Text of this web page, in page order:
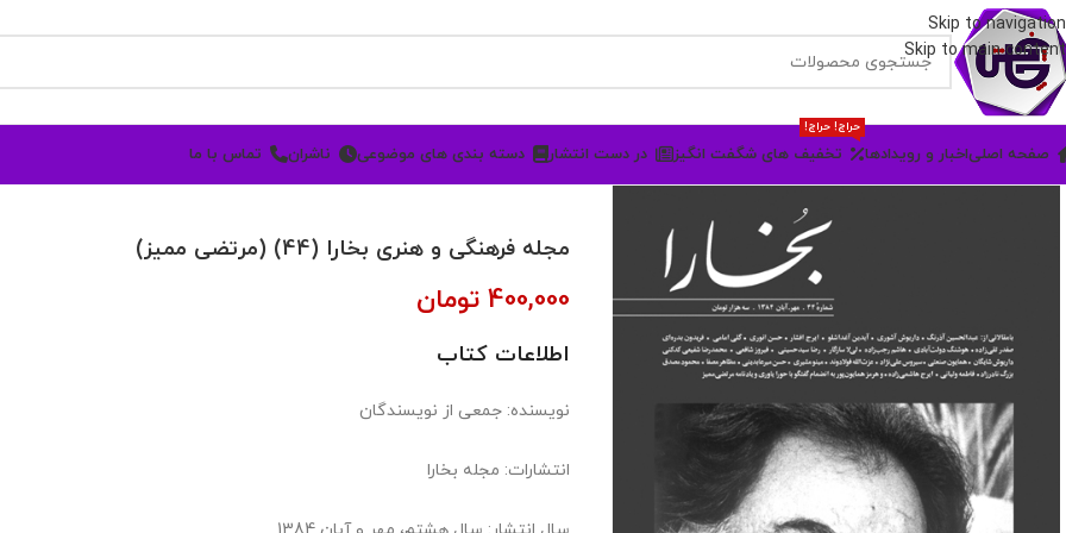
Skip to navigation
Skip to main content
صفحه اصلیاخبار و رویدادها تخفیف های شگفت انگیز
حراج! حراج!
در دست انتشار دسته بندی های موضوعی ناشران تماس با ما
مجله فرهنگی و هنری بخارا (44) (مرتضی ممیز)
400,000 تومان
اطلاعات کتاب
نویسنده: جمعی از نویسندگان
انتشارات: مجله بخارا